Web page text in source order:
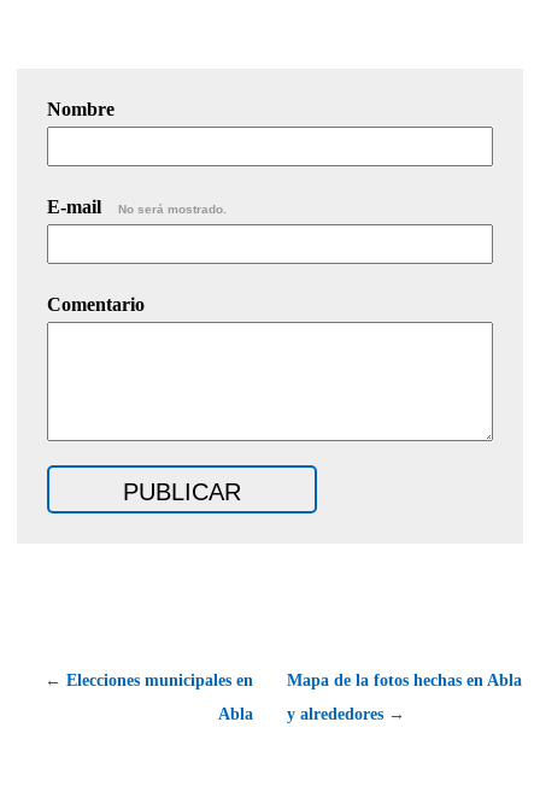
Nombre
E-mail No será mostrado.
Comentario
← Elecciones municipales en
Abla
Mapa de la fotos hechas en Abla
y alrededores →